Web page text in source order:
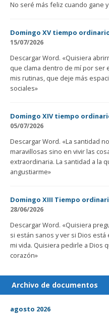
No seré más feliz cuando gane
Domingo XV tiempo
15/07/2026
Descargar Word. «Quisiera
que clama dentro de mí por ser
mis rutinas, que deje más
sociales»
Domingo XIV tiempo
05/07/2026
Descargar Word. «La santidad
maravillosas sino en vivir las
extraordinaria. La santidad a la
angustiarme»
Domingo XIII Tiempo
28/06/2026
Descargar Word. «Quisiera
si están sanos y ver si Dios
mi vida. Quisiera pedirle a Dios
corazón»
Archivo de documentos
agosto 2026